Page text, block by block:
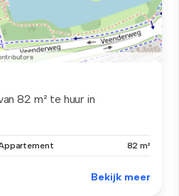
82 m² te huur in
82 m²
Bekijk meer